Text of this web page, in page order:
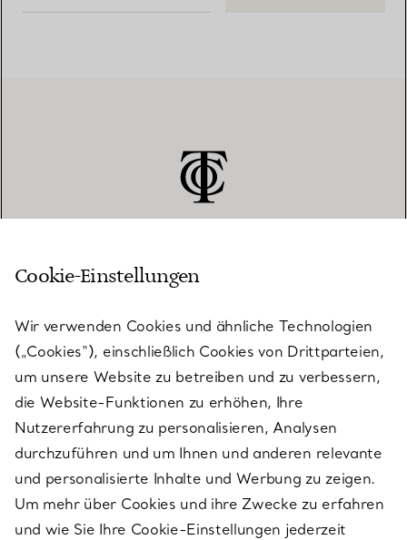
KUNDENSERVICE
SERVICES
ÜBER TIFFANY & CO.
RECHTLICHE HINWEISE
Cookie-Einstellungen
Wir verwenden Cookies und ähnliche Technologien
(„Cookies“), einschließlich Cookies von Drittparteien,
um unsere Website zu betreiben und zu verbessern,
die Website-Funktionen zu erhöhen, Ihre
Nutzererfahrung zu personalisieren, Analysen
durchzuführen und um Ihnen und anderen relevante
und personalisierte Inhalte und Werbung zu zeigen.
Um mehr über Cookies und ihre Zwecke zu erfahren
und wie Sie Ihre Cookie-Einstellungen jederzeit